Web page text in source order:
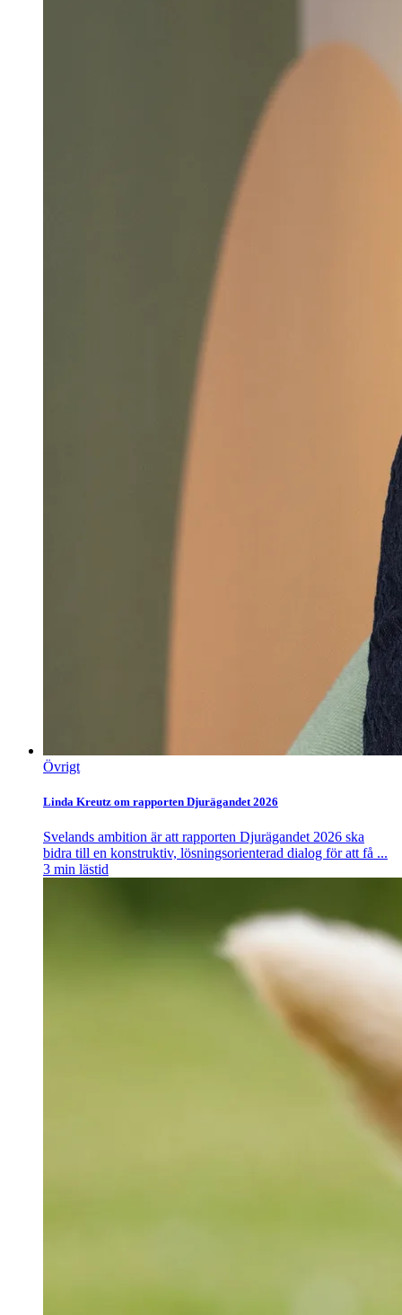
Övrigt
Linda Kreutz om rapporten Djurägandet 2026
Svelands ambition är att rapporten Djurägandet 2026 ska
bidra till en konstruktiv, lösningsorienterad dialog för att få ...
3 min lästid